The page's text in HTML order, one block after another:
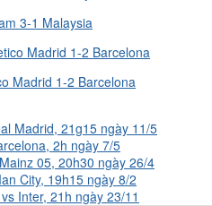
3-1 Malaysia
Madrid 1-2 Barcelona
Madrid, 21g15 ngày 11/5
2h ngày 7/5
05, 20h30 ngày 26/4
City, 19h15 ngày 8/2
Inter, 21h ngày 23/11